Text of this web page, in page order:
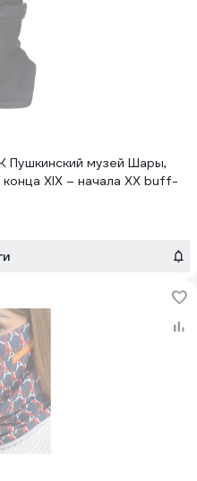
Пушкинский музей Шары,
XIX – начала XX buff-